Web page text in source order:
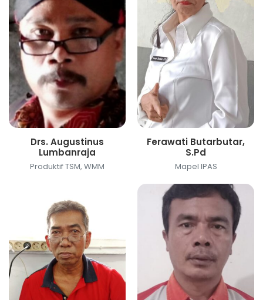
Drs. Augustinus
Lumbanraja
Produktif TSM, WMM
Ferawati Butarbutar,
S.Pd
Mapel IPAS